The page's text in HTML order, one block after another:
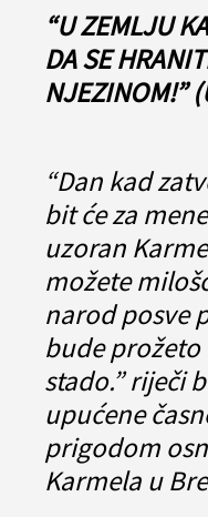
“U ZEMLJU
DA SE
NJEZINOM!”
“Dan kad
bit će za
uzoran
možete
narod posve
bude
stado.” riječi
upućene
prigodom
Karmela u